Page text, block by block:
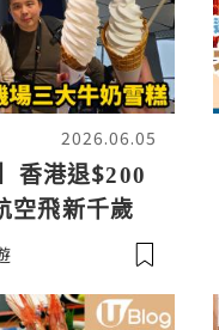
2026.06.05
香港退$200
空飛新千歲
實測：六